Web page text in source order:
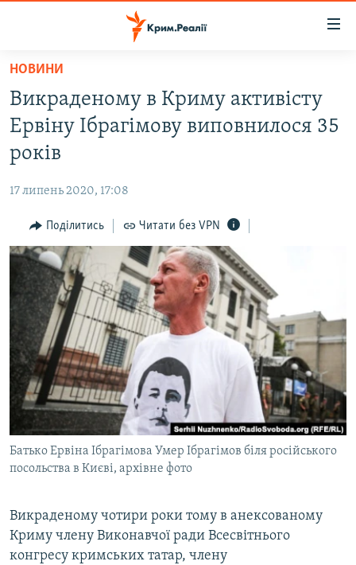
Перейти
основного
матеріалу
Перейти
до
основної
Перейти
до
пошуку
ВОДА.КРИМ
ВІДЕО ТА ФОТО
БЛОГИ
ПОГЛЯД
ІНТЕРВ'Ю
ВСЕ ЗА ДЕНЬ
СПЕЦПРОЕКТИ
ДЕПОРТАЦІЯ
ВІДЕОУРОКИ «ELIFBE»
СВІДЧЕННЯ ОКУПАЦІЇ
УКРАЇНСЬКА ПРОБЛЕМА КРИМУ
ІНФОГРАФІКА
ЯК ОБІЙТИ БЛОКУВАННЯ
Русский
Qırımtatar
ДОЛУЧАЙСЯ!
Усі сайти RFE/RL
НОВИНИ
Викраденому в Криму активісту
Ервіну Ібрагімову виповнилося 35
років
17 липень 2020, 17:08
Поділитись Читати без VPN
Батько Ервіна Ібрагімова Умер Ібрагімов біля російського
посольства в Києві, архівне фото
Викраденому чотири роки тому в анексованому
Криму члену Виконавчої ради Всесвітнього
конгресу кримських татар, члену